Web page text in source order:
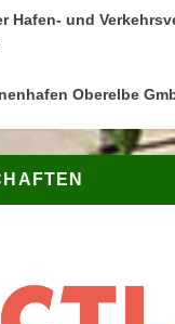
Hafen- und
Oberelbe